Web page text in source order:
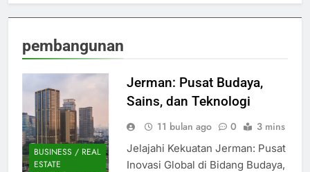
pembangunan
BUSINESS / REAL
ESTATE
Jerman: Pusat Budaya,
Sains, dan Teknologi
11 bulan ago 0 3 mins
Jelajahi Kekuatan Jerman: Pusat
Inovasi Global di Bidang Budaya,